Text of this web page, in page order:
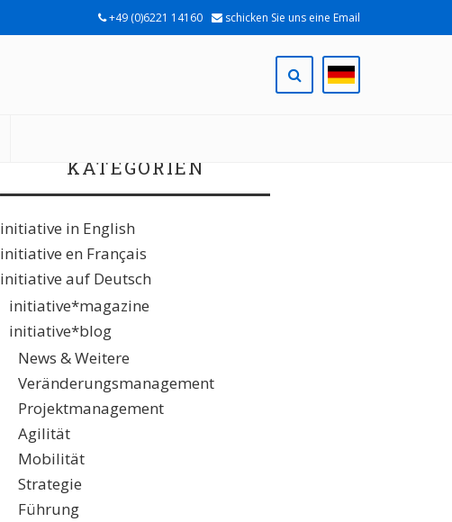
+49 (0)6221 14160 schicken Sie uns eine Email
KATEGORIEN
initiative in English
initiative en Français
initiative auf Deutsch
initiative*magazine
initiative*blog
News & Weitere
Veränderungsmanagement
Projektmanagement
Agilität
Mobilität
Strategie
Führung